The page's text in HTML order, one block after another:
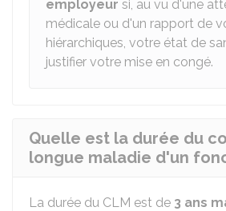
employeur si, au vu d'une
médicale ou d'un rapport de
hiérarchiques, votre état de
justifier votre mise en congé.
Quelle est la durée du
longue maladie d'un
La durée du CLM est de 3 ans